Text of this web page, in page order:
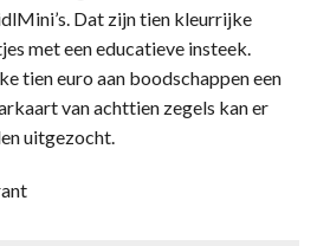
Dat zijn tien kleurrijke
met een educatieve insteek.
tien euro aan boodschappen een
van achttien zegels kan er
uitgezocht.